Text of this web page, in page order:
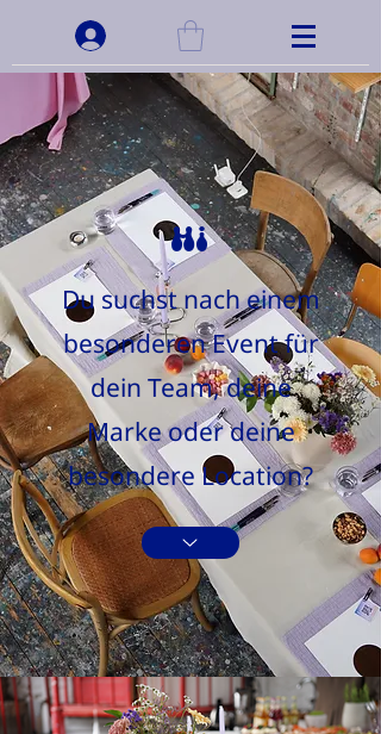
Hi
Du suchst nach einem
besonderen Event für
dein Team, deine
Marke oder deine
besondere Location?